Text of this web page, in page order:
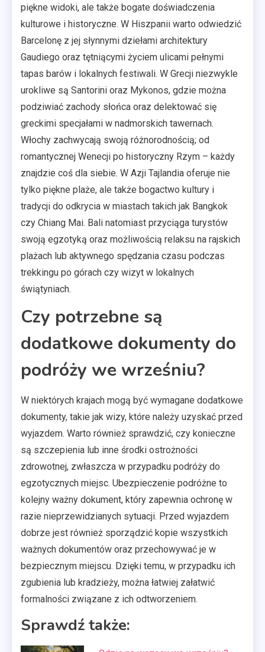
piękne widoki, ale także bogate doświadczenia
kulturowe i historyczne. W Hiszpanii warto odwiedzić
Barcelonę z jej słynnymi dziełami architektury
Gaudiego oraz tętniącymi życiem ulicami pełnymi
tapas barów i lokalnych festiwali. W Grecji niezwykle
urokliwe są Santorini oraz Mykonos, gdzie można
podziwiać zachody słońca oraz delektować się
greckimi specjałami w nadmorskich tawernach.
Włochy zachwycają swoją różnorodnością; od
romantycznej Wenecji po historyczny Rzym – każdy
znajdzie coś dla siebie. W Azji Tajlandia oferuje nie
tylko piękne plaże, ale także bogactwo kultury i
tradycji do odkrycia w miastach takich jak Bangkok
czy Chiang Mai. Bali natomiast przyciąga turystów
swoją egzotyką oraz możliwością relaksu na rajskich
plażach lub aktywnego spędzania czasu podczas
trekkingu po górach czy wizyt w lokalnych
świątyniach.
Czy potrzebne są
dodatkowe dokumenty do
podróży we wrześniu?
W niektórych krajach mogą być wymagane dodatkowe
dokumenty, takie jak wizy, które należy uzyskać przed
wyjazdem. Warto również sprawdzić, czy konieczne
są szczepienia lub inne środki ostrożności
zdrowotnej, zwłaszcza w przypadku podróży do
egzotycznych miejsc. Ubezpieczenie podróżne to
kolejny ważny dokument, który zapewnia ochronę w
razie nieprzewidzianych sytuacji. Przed wyjazdem
dobrze jest również sporządzić kopie wszystkich
ważnych dokumentów oraz przechowywać je w
bezpiecznym miejscu. Dzięki temu, w przypadku ich
zgubienia lub kradzieży, można łatwiej załatwić
formalności związane z ich odtworzeniem.
Sprawdź także: